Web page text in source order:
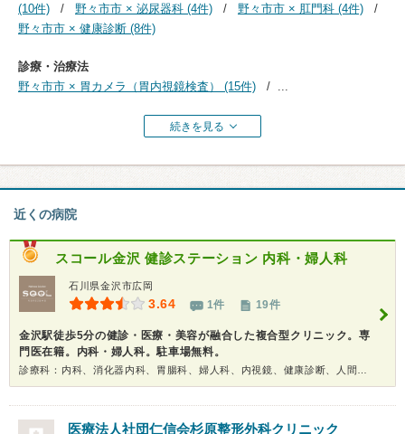
(10件)
野々市市 × 泌尿器科 (4件)
野々市市 × 肛門科 (4件)
野々市市 × 健康診断 (8件)
診療・治療法
野々市市 × 胃カメラ（胃内視鏡検査） (15件)
続きを見る
近くの病院
スコール金沢 健診ステーション 内科・婦人科
石川県金沢市広岡
3.64 1件 19件
金沢駅徒歩5分の健診・医療・美容が融合した複合型クリニック。専
門医在籍。内科・婦人科。駐車場無料。
医療法人社団仁信会杉原整形外科クリニック